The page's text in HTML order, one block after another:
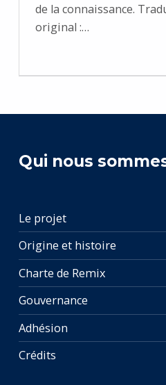
de la connaissance.
original :…
Qui nous
Le projet
Origine et histoire
Charte de Remix
Gouvernance
Adhésion
Crédits